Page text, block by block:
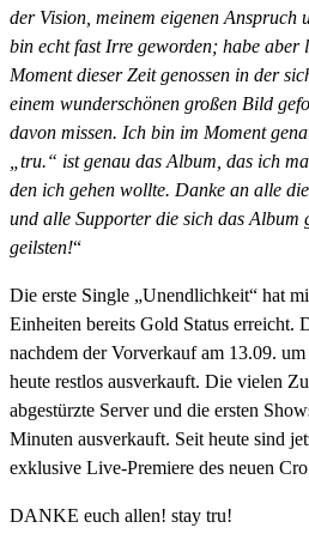
der Vision, meinem eigenen
bin echt fast Irre geworden; habe aber
Moment dieser Zeit genossen in der
einem wunderschönen großen Bild
davon missen. Ich bin im Moment
„tru.“ ist genau das Album, das ich
den ich gehen wollte. Danke an alle
und alle Supporter die sich das Album
geilsten!“
Die erste Single „Unendlichkeit“ hat
Einheiten bereits Gold Status erreicht.
nachdem der Vorverkauf am 13.09.
heute restlos ausverkauft. Die vielen
abgestürzte Server und die ersten
Minuten ausverkauft. Seit heute sind
exklusive Live-Premiere des neuen
DANKE euch allen! stay tru!